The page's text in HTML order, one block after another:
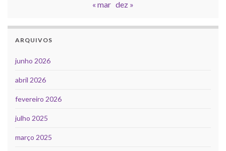
« mar dez »
ARQUIVOS
junho 2026
abril 2026
fevereiro 2026
julho 2025
março 2025